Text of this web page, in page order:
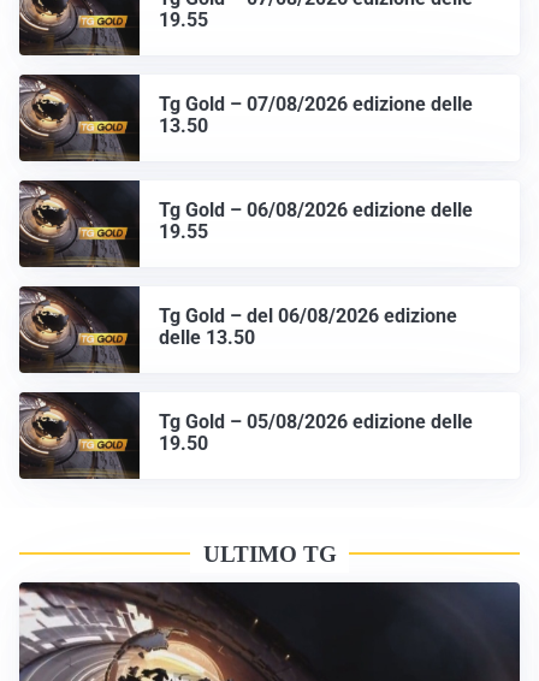
19.55
Tg Gold – 07/08/2026 edizione delle
13.50
Tg Gold – 06/08/2026 edizione delle
19.55
Tg Gold – del 06/08/2026 edizione
delle 13.50
Tg Gold – 05/08/2026 edizione delle
19.50
ULTIMO TG